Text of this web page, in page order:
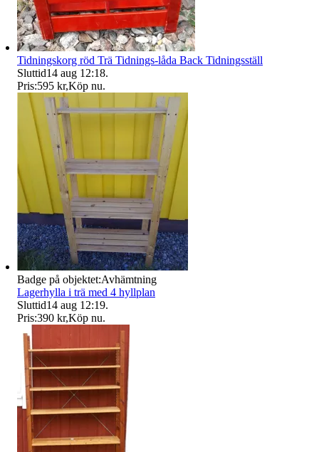
Tidningskorg röd Trä Tidnings-låda Back Tidningsställ
Sluttid14 aug 12:18.
Pris:595 kr,Köp nu.
Badge på objektet:Avhämtning
Lagerhylla i trä med 4 hyllplan
Sluttid14 aug 12:19.
Pris:390 kr,Köp nu.